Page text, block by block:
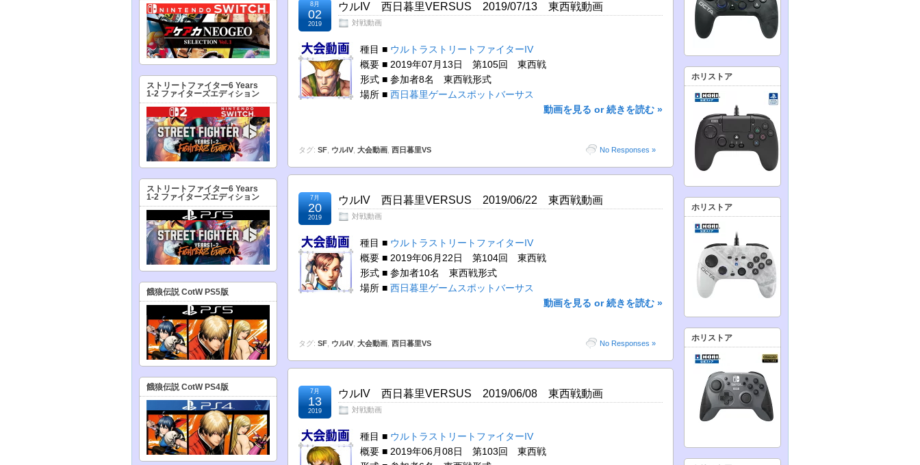
ウルIV 西日暮里VERSUS 2019/07/13 東西戦動画
対戦動画
8月
02
2019
種目 ■ ウルトラストリートファイターIV
概要 ■ 2019年07月13日 第105回 東西戦
形式 ■ 参加者8名 東西戦形式
場所 ■ 西日暮里ゲームスポットバーサス
動画を見る or 続きを読む »
No Responses »
タグ: SF ウルIV 大会動画 西日暮里VS
ウルIV 西日暮里VERSUS 2019/06/22 東西戦動画
対戦動画
7月
20
2019
種目 ■ ウルトラストリートファイターIV
概要 ■ 2019年06月22日 第104回 東西戦
形式 ■ 参加者10名 東西戦形式
場所 ■ 西日暮里ゲームスポットバーサス
動画を見る or 続きを読む »
No Responses »
タグ: SF ウルIV 大会動画 西日暮里VS
ウルIV 西日暮里VERSUS 2019/06/08 東西戦動画
対戦動画
7月
13
2019
種目 ■ ウルトラストリートファイターIV
概要 ■ 2019年06月08日 第103回 東西戦
ストリートファイター6 Years
1-2 ファイターズエディション
ストリートファイター6 Years
1-2 ファイターズエディション
餓狼伝説 CotW PS5版
餓狼伝説 CotW PS4版
ホリストア
ホリストア
ホリストア